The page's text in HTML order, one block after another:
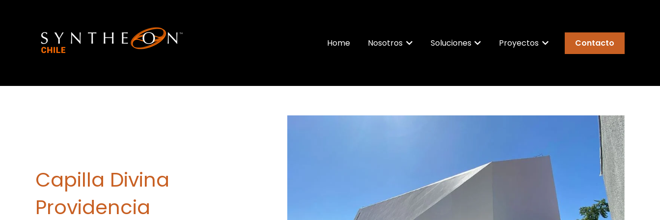
Home Nosotros Mostrar submenú de Nosotros
SolucionesMostrar submenú de Soluciones
Proyectos Mostrar submenú de
Contacto
Capilla Divina
Providencia